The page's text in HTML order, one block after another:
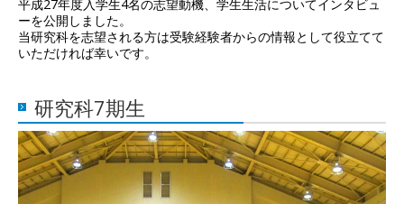
平成27年度入学生4名の志望動機、学生生活についてインタビュ
ーを公開しました。
当研究科を志望される方は受験経験者からの情報として役立てて
いただければ幸いです。
研究科7期生